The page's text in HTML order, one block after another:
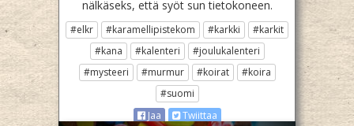
nälkäseks, että syöt sun tietokoneen.
#elkr #karamellipistekom #karkki
#karkit
#kana
#kalenteri
#joulukalenteri
#mysteeri
#murmur #koirat
#koira
#suomi
Jaa
Twiittaa